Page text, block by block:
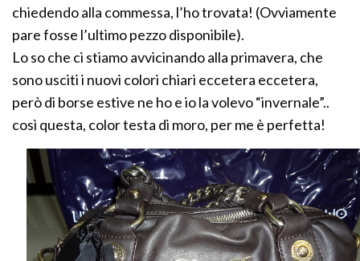
chiedendo alla commessa, l’ho trovata! (Ovviamente
pare fosse l’ultimo pezzo disponibile).
Lo so che ci stiamo avvicinando alla primavera, che
sono usciti i nuovi colori chiari eccetera eccetera,
però di borse estive ne ho e io la volevo “invernale”..
così questa, color testa di moro, per me è perfetta!